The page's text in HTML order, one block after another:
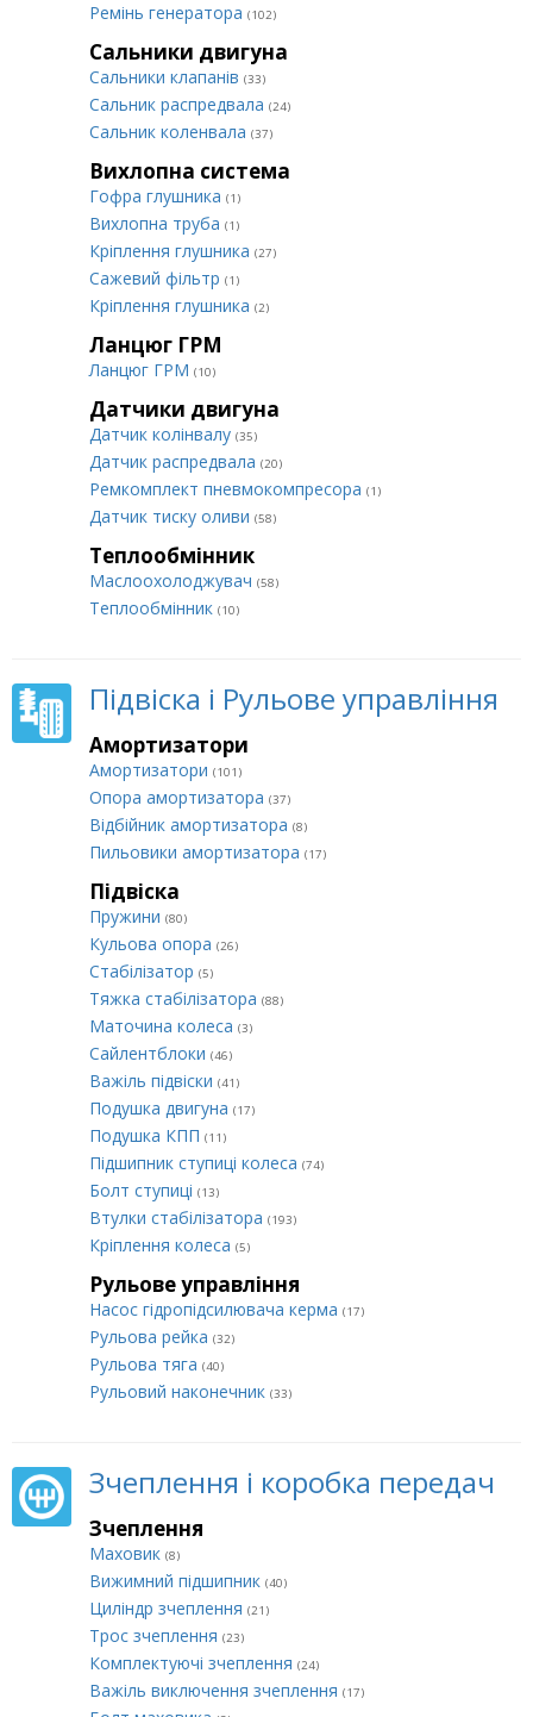
Ремінь генератора (102)
Сальники двигуна
Сальники клапанів (33)
Сальник распредвала (24)
Сальник коленвала (37)
Вихлопна система
Гофра глушника (1)
Вихлопна труба (1)
Кріплення глушника (27)
Сажевий фільтр (1)
Кріплення глушника (2)
Ланцюг ГРМ
Ланцюг ГРМ (10)
Датчики двигуна
Датчик колінвалу (35)
Датчик распредвала (20)
Ремкомплект пневмокомпресора (1)
Датчик тиску оливи (58)
Теплообмінник
Маслоохолоджувач (58)
Теплообмінник (10)
Підвіска і Рульове управління
Амортизатори
Амортизатори (101)
Опора амортизатора (37)
Відбійник амортизатора (8)
Пильовики амортизатора (17)
Підвіска
Пружини (80)
Кульова опора (26)
Стабілізатор (5)
Тяжка стабілізатора (88)
Маточина колеса (3)
Сайлентблоки (46)
Важіль підвіски (41)
Подушка двигуна (17)
Подушка КПП (11)
Підшипник ступиці колеса (74)
Болт ступиці (13)
Втулки стабілізатора (193)
Кріплення колеса (5)
Рульове управління
Насос гідропідсилювача керма (17)
Рульова рейка (32)
Рульова тяга (40)
Рульовий наконечник (33)
Зчеплення і коробка передач
Зчеплення
Маховик (8)
Вижимний підшипник (40)
Циліндр зчеплення (21)
Трос зчеплення (23)
Комплектуючі зчеплення (24)
Важіль виключення зчеплення (17)